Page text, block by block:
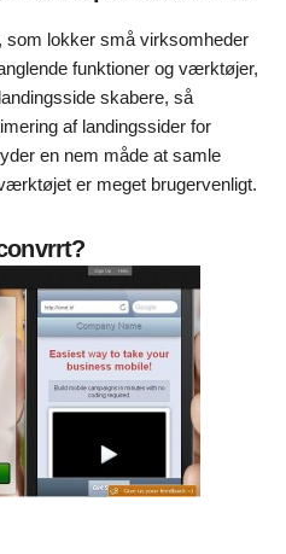
som lokker små virksomheder
funktioner og værktøjer,
skabere, så
af landingssider for
en nem måde at samle
er meget brugervenligt.